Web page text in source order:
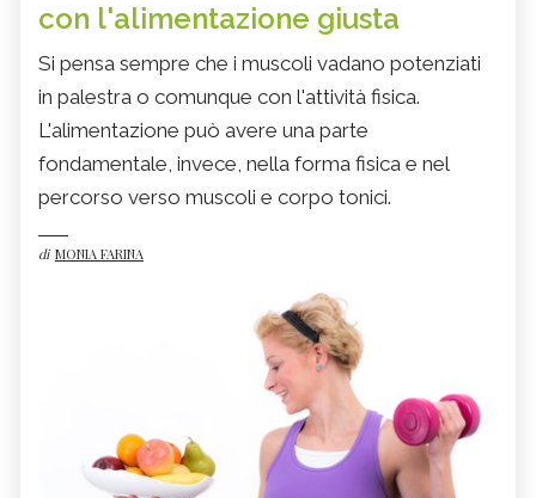
con l'alimentazione giusta
Si pensa sempre che i muscoli vadano potenziati
in palestra o comunque con l'attività fisica.
L'alimentazione può avere una parte
fondamentale, invece, nella forma fisica e nel
percorso verso muscoli e corpo tonici.
di MONIA FARINA